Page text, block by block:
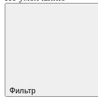
Фильтр